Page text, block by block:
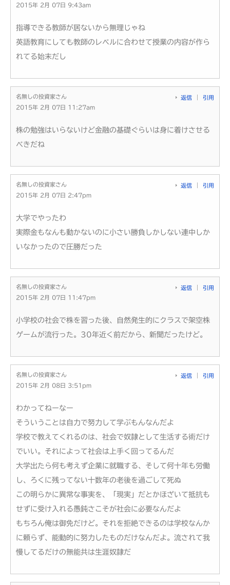
2015年 2月 07日 9:43am
指導できる教師が居ないから無理じゃね
英語教育にしても教師のレベルに合わせて授業の内容が作ら
れてる始末だし
名無しの投資家さん
2015年 2月 07日 11:27am
返信 引用
株の勉強はいらないけど金融の基礎ぐらいは身に着けさせる
べきだね
名無しの投資家さん
2015年 2月 07日 2:47pm
返信 引用
大学でやったわ
実際金もなんも動かないのに小さい勝負しかしない連中しか
いなかったので圧勝だった
名無しの投資家さん
2015年 2月 07日 11:47pm
返信 引用
小学校の社会で株を習った後、自然発生的にクラスで架空株
ゲームが流行った。30年近く前だから、新聞だったけど。
名無しの投資家さん
2015年 2月 08日 3:51pm
返信 引用
わかってねーなー
そういうことは自力で努力して学ぶもんなんだよ
学校で教えてくれるのは、社会で奴隷として生活する術だけ
でいい。それによって社会は上手く回ってるんだ
大学出たら何も考えず企業に就職する、そして何十年も労働
し、ろくに残ってない十数年の老後を過ごして死ぬ
この明らかに異常な事実を、「現実」だとかほざいて抵抗も
せずに受け入れる愚鈍さこそが社会に必要なんだよ
もちろん俺は御免だけど。それを拒絶できるのは学校なんか
に頼らず、能動的に努力したものだけなんだよ。流されて我
慢してるだけの無能共は生涯奴隷だ